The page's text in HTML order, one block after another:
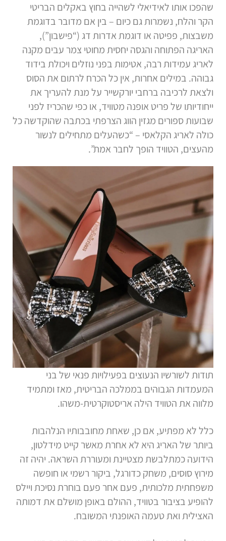
שהפכו אותו לאידיאלי לשהייה בחוץ באקלים הבריטי
הקר והלח, נשמרות גם כיום – בין אם מדובר בדוגמת
משבצות, פפיטה או דוגמת אדרות דג (“פישבון”),
האריגה הפתוחה והגסה יחסית מחוטי צמר עבים מקנה
לאריג עמידות רבה, אטימות בפני נוזלים ויכולת בידוד
גבוהה. במילים אחרות, אין כל הכרח לרתום את הסוס
ולצאת לרכיבה ברחבי יורקשייר על מנת להעריך את
ייחודיותו של פריט אופנה מטוויד, או כפי שהכריז לפני
שבועות ספורים מגזין הווג הצרפתי בכתבה שהוקדשה כל
כולה לאריג הקלאסי – “כשהעלים מתחילים לנשור
מהעצים, הטוויד הופך לחבר אמת”.
תודות לשורשיו הנעוצים בפעילויות פנאי של בני
המעמדות הגבוהים בממלכה הבריטית, מאז ומתמיד
מלווה את הטוויד הילה אריסטוקרטית-משהו.
כלל לא מפתיע, אם כן, שאחת מחובבותיו הנלהבות
ביותר של האריג היא לא אחרת מאשר קייט מידלטון,
הידועה כמתלבשת מצטיינת ומעוררת השראה. יהיה זה
מירוץ סוסים, משחק כדורגל, ביקור רשמי או חופשה
משפחתית מלכותית, פעם אחר פעם בוחרת נסיכת ויילס
להופיע בציבור בטוויד, ההולם באופן מושלם את דמותה
האצילית ואת טעמה האופנתי המשובח.